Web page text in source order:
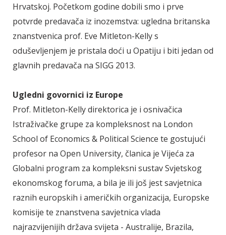
Hrvatskoj. Početkom godine dobili smo i prve
potvrde predavača iz inozemstva: ugledna britanska
znanstvenica prof. Eve Mitleton-Kelly s
oduševljenjem je pristala doći u Opatiju i biti jedan od
glavnih predavača na SIGG 2013.
Ugledni govornici iz Europe
Prof. Mitleton-Kelly direktorica je i osnivačica
Istraživačke grupe za kompleksnost na London
School of Economics & Political Science te gostujući
profesor na Open University, članica je Vijeća za
Globalni program za kompleksni sustav Svjetskog
ekonomskog foruma, a bila je ili još jest savjetnica
raznih europskih i američkih organizacija, Europske
komisije te znanstvena savjetnica vlada
najrazvijenijih država svijeta - Australije, Brazila,